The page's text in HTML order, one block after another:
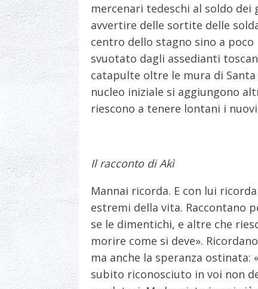
mercenari tedeschi al soldo dei
avvertire delle sortite delle
centro dello stagno sino a
svuotato dagli assedianti
catapulte oltre le mura di
nucleo iniziale si aggiungono
riescono a tenere lontani i
Il racconto di Akì
Mannai ricorda. E con lui
estremi della vita. Raccontano
se le dimentichi, e altre che
morire come si deve».
ma anche la speranza ostinata:
subito riconosciuto in voi non